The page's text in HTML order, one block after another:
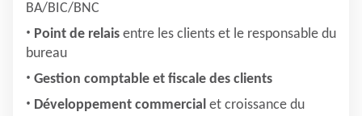
BA/BIC/BNC
Point de relais entre les clients et le responsable du
bureau
Gestion comptable et fiscale des clients
Développement commercial et croissance du